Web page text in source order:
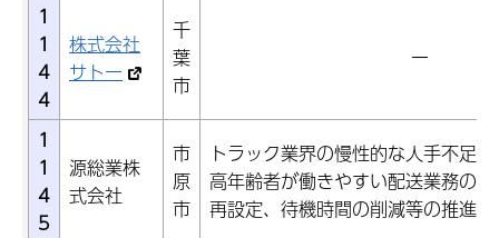
1
1
4
4
株式会社
サトー
千
葉
市
ー
1
1
4
5
源総業株
式会社
市
原
市
トラック業界の慢性的な人手不足
高年齢者が働きやすい配送業務の
再設定、待機時間の削減等の推進